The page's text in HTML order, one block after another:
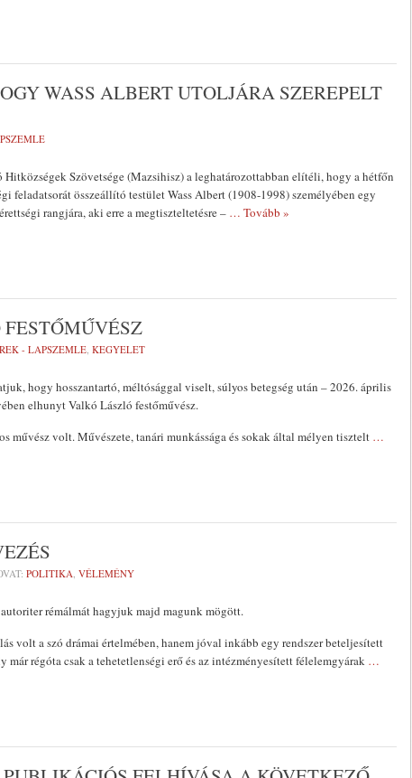
WASS ALBERT UTOLJÁRA SZEREPELT
Szövetsége (Mazsihisz) a leghatározottabban elítéli, hogy a hétfőn
feladatsorát összeállító testület Wass Albert (1908-1998) személyében egy
rangjára, aki erre a megtiszteltetésre – … Tovább »
- LAPSZEMLE, KEGYELET
hogy hosszantartó, méltósággal viselt, súlyos betegség után – 2026. április
elhunyt Valkó László festőművész.
művész volt. Művészete, tanári munkássága és sokak által mélyen tisztelt …
POLITIKA, VÉLEMÉNY
rémálmát hagyjuk majd magunk mögött.
volt a szó drámai értelmében, hanem jóval inkább egy rendszer beteljesített
már régóta csak a tehetetlenségi erő és az intézményesített félelemgyárak …